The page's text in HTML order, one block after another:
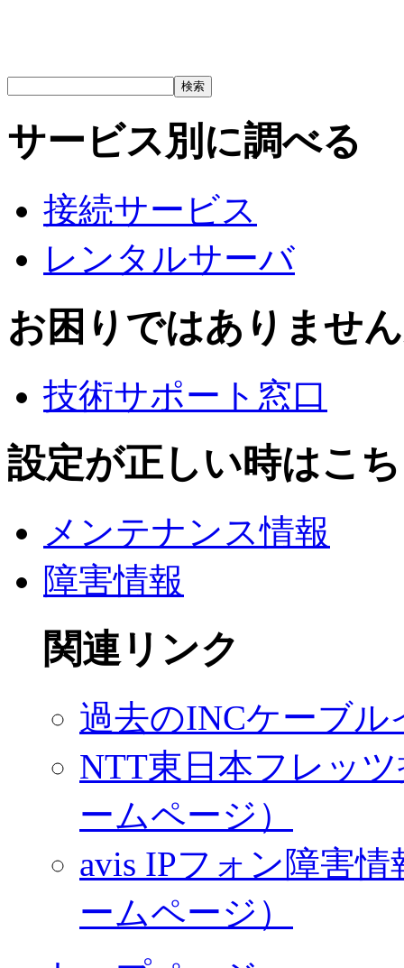
サービス別に調べる
接続サービス
レンタルサーバ
お困りではありませ
技術サポート窓口
設定が正しい時はこ
メンテナンス情報
障害情報
関連リンク
過去のINCケーブ
NTT東日本フレッ
ームページ）
avis IPフォン障害
ームページ）